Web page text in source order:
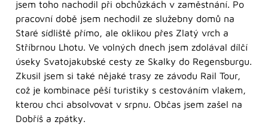
jsem toho nachodil při obchůzkách v zaměstnání. Po
pracovní době jsem nechodil ze služebny domů na
Staré sídliště přímo, ale oklikou přes Zlatý vrch a
Stříbrnou Lhotu. Ve volných dnech jsem zdolával dílčí
úseky Svatojakubské cesty ze Skalky do Regensburgu.
Zkusil jsem si také nějaké trasy ze závodu Rail Tour,
což je kombinace pěší turistiky s cestováním vlakem,
kterou chci absolvovat v srpnu. Občas jsem zašel na
Dobříš a zpátky.